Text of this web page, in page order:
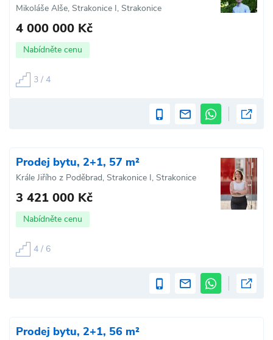
Mikoláše Alše, Strakonice I, Strakonice
4 000 000 Kč
Nabídněte cenu
3 / 4
Prodej bytu, 2+1, 57 m²
Krále Jiřího z Poděbrad, Strakonice I, Strakonice
3 421 000 Kč
Nabídněte cenu
4 / 6
Prodej bytu, 2+1, 56 m²